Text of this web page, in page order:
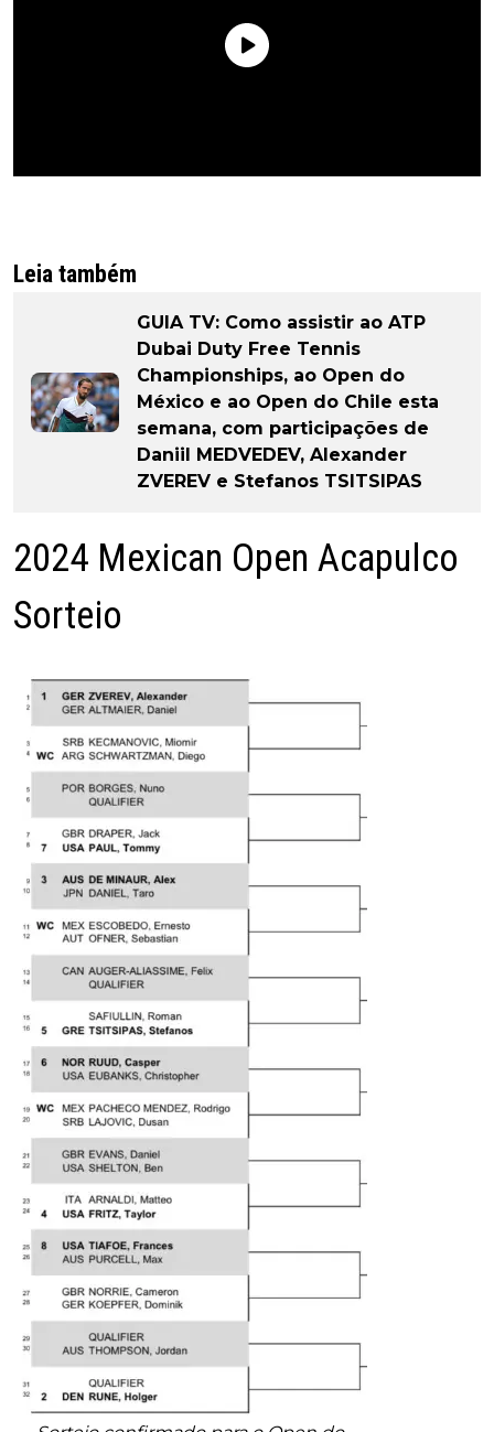
Leia também
GUIA TV: Como assistir ao ATP
Dubai Duty Free Tennis
Championships, ao Open do
México e ao Open do Chile esta
semana, com participações de
Daniil MEDVEDEV, Alexander
ZVEREV e Stefanos TSITSIPAS
2024 Mexican Open Acapulco
Sorteio